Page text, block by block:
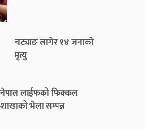
चट्याङ लागेर १४ जनाको
मृत्यु
नेपाल लाईफको फिक्कल
शाखाको भेला सम्पन्न